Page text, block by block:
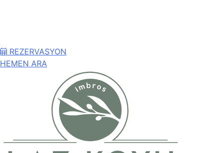
REZERVASYON
HEMEN ARA